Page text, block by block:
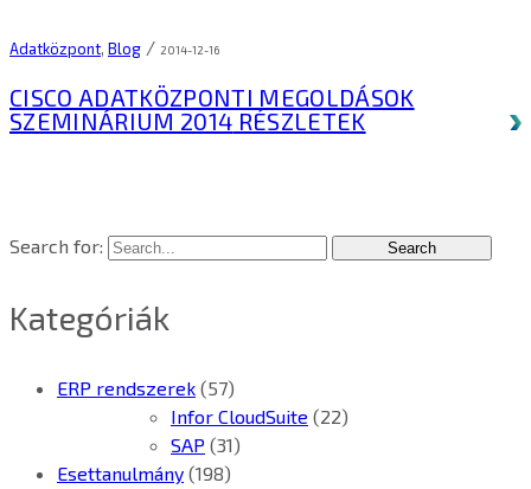
Adatközpont, Blog / 2014-12-16
CISCO ADATKÖZPONTI MEGOLDÁSOK
SZEMINÁRIUM 2014 RÉSZLETEK
Search for:
Kategóriák
ERP rendszerek (57)
Infor CloudSuite (22)
SAP (31)
Esettanulmány (198)